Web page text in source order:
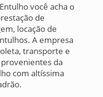
você acha o
de
locação de
A empresa
transporte e
da
com altíssima